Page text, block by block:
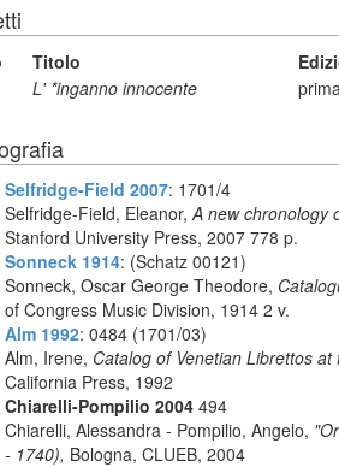
Titolo
L' *inganno innocente
Selfridge-Field 2007: 1701/4
Selfridge-Field, Eleanor,A new chronology
Stanford University Press, 2007 778 p.
Sonneck 1914: (Schatz 00121)
Sonneck, Oscar George Theodore,
of Congress Music Division, 1914 2 v.
Alm 1992: 0484 (1701/03)
Alm, Irene, Catalog of Venetian Librettos
California Press, 1992
Chiarelli-Pompilio 2004 494
Chiarelli, Alessandra - Pompilio, Angelo,
- 1740), Bologna, CLUEB, 2004